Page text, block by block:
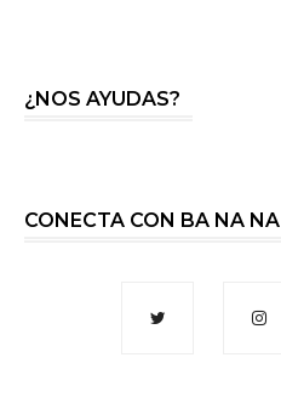
¿NOS AYUDAS?
CONECTA CON BA NA NA